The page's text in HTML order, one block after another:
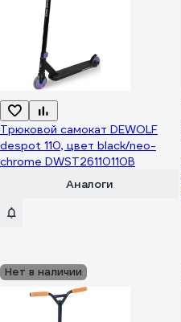
Трюковой самокат DEWOLF
despot 110, цвет black/neo-
chrome DWST26110110B
Аналоги
Нет в наличии